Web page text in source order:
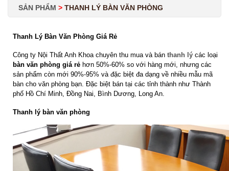
SẢN PHẨM > THANH LÝ BÀN VĂN PHÒNG
Thanh Lý Bàn Văn Phòng Giá Rẻ
Công ty Nội Thất Anh Khoa chuyên thu mua và bán thanh lý các loại
bàn văn phòng giá rẻ hơn 50%-60% so với hàng mới, nhưng các
sản phẩm còn mới 90%-95% và đặc biệt đa dạng về nhiều mẫu mã
bàn cho văn phòng bạn. Đặc biệt bán tại các tỉnh thành như Thành
phố Hồ Chí Minh, Đồng Nai, Bình Dương, Long An.
Thanh lý bàn văn phòng